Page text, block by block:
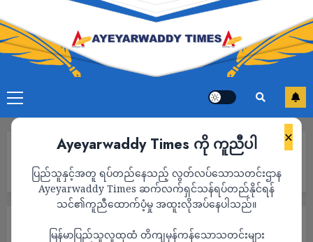
×
Ayeyarwaddy Times ကို ကူညီပါ
ပြည်သူနှင့်အတူ ရပ်တည်နေသည့် လွတ်လပ်သောသတင်းဌာန
Ayeyarwaddy Times ဆက်လက်ရှင်သန်ရပ်တည်နိုင်ရန်
သင်၏ကူညီထောက်ပံ့မှု အထူးလိုအပ်နေပါသည်။
မြန်မာပြည်သူလူထုထံ တိကျမှန်ကန်သောသတင်းများ
ရှား နိုင်ငံခြားရေးဝန်ကြီး ပြော